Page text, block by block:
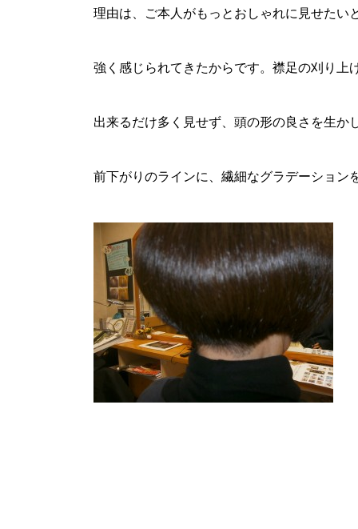
理由は、ご本人がもっとおしゃれに見せたい
強く感じられてきたからです。襟足の刈り上
出来るだけ多く見せず、頭の形の良さを生か
前下がりのラインに、繊細なグラデーション